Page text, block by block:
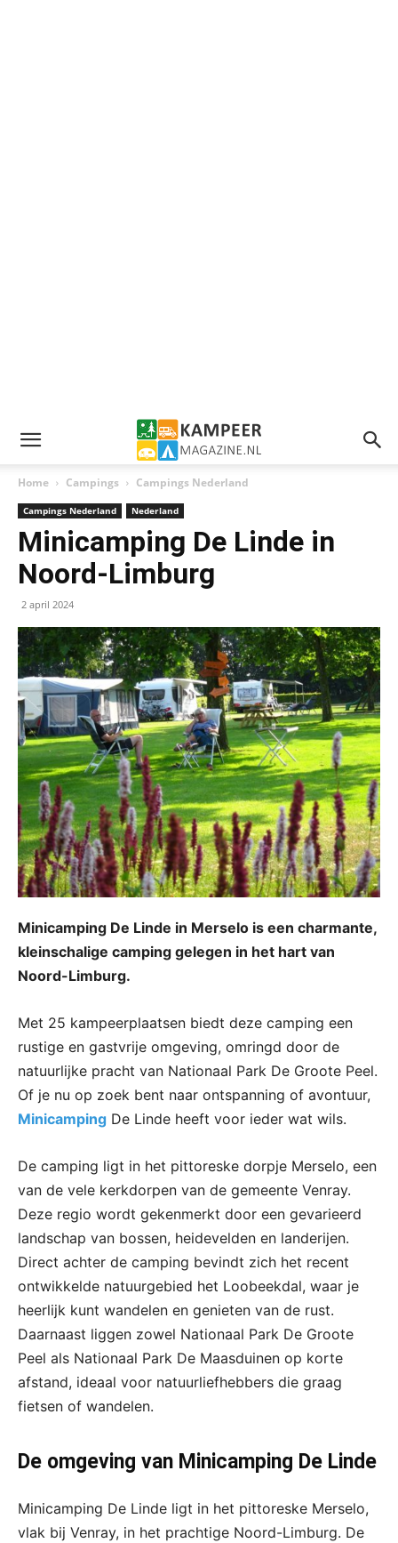
Home Campings Campings Nederland
Campings Nederland Nederland
Minicamping De Linde in
Noord-Limburg
2 april 2024
Minicamping De Linde in Merselo is een charmante,
kleinschalige camping gelegen in het hart van
Noord-Limburg.
Met 25 kampeerplaatsen biedt deze camping een
rustige en gastvrije omgeving, omringd door de
natuurlijke pracht van Nationaal Park De Groote Peel.
Of je nu op zoek bent naar ontspanning of avontuur,
Minicamping De Linde heeft voor ieder wat wils.
De camping ligt in het pittoreske dorpje Merselo, een
van de vele kerkdorpen van de gemeente Venray.
Deze regio wordt gekenmerkt door een gevarieerd
landschap van bossen, heidevelden en landerijen.
Direct achter de camping bevindt zich het recent
ontwikkelde natuurgebied het Loobeekdal, waar je
heerlijk kunt wandelen en genieten van de rust.
Daarnaast liggen zowel Nationaal Park De Groote
Peel als Nationaal Park De Maasduinen op korte
afstand, ideaal voor natuurliefhebbers die graag
fietsen of wandelen.
De omgeving van Minicamping De Linde
Minicamping De Linde ligt in het pittoreske Merselo,
vlak bij Venray, in het prachtige Noord-Limburg. De